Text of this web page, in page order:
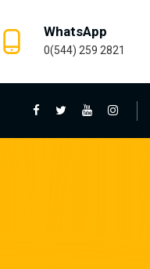
WhatsApp
0(544) 259 2821